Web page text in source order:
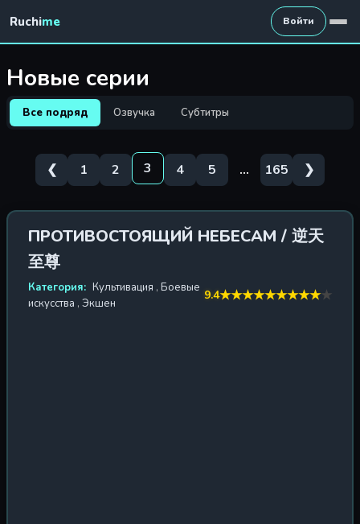
Ruchime Войти
Новые серии
Все подряд Озвучка Субтитры
❮ 1 2 3 4 5 ... 165 ❯
ПРОТИВОСТОЯЩИЙ НЕБЕСАМ / 逆天
至尊
Категория: Культивация , Боевые
искусства , Экшен
9.4★★★★★★★★★★